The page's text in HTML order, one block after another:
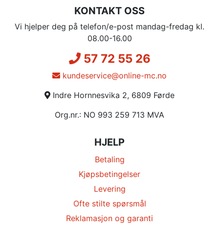
KONTAKT OSS
Vi hjelper deg på telefon/e-post mandag-fredag kl.
08.00-16.00
57 72 55 26
kundeservice@online-mc.no
Indre Hornnesvika 2, 6809 Førde
Org.nr.: NO 993 259 713 MVA
HJELP
Betaling
Kjøpsbetingelser
Levering
Ofte stilte spørsmål
Reklamasjon og garanti